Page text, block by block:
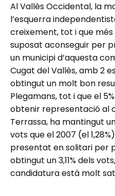
Al Vallès Occidental, la
l’esquerra
creixement, tot i que
suposat aconseguir per
un municipi d’aquesta
Cugat del Vallès, amb 2
obtingut un molt bon
Plegamans, tot i que el
obtenir representació al
Terrassa, ha mantingut
vots que el 2007 (el
presentat en solitari per
obtingut un 3,11% dels
candidatura està molt